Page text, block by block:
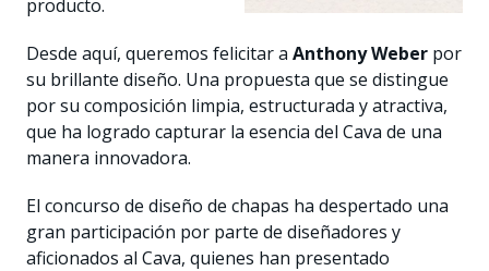
producto.
Desde aquí, queremos felicitar a Anthony Weber por
su brillante diseño. Una propuesta que se distingue
por su composición limpia, estructurada y atractiva,
que ha logrado capturar la esencia del Cava de una
manera innovadora.
El concurso de diseño de chapas ha despertado una
gran participación por parte de diseñadores y
aficionados al Cava, quienes han presentado